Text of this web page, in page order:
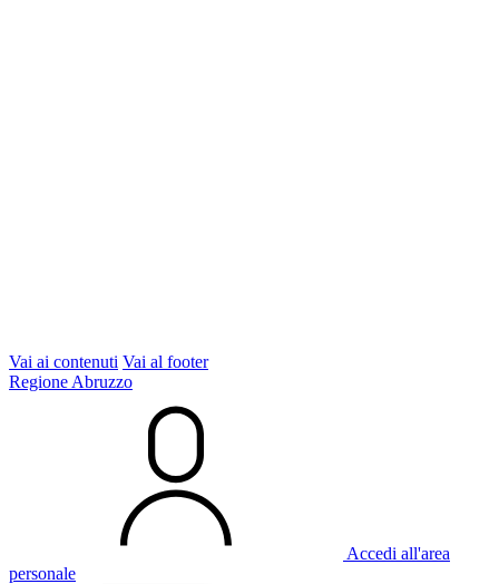
Vai ai contenuti Vai al footer
Regione Abruzzo
Accedi all'area
personale